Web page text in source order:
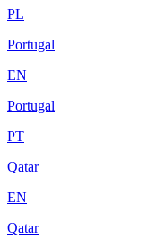
PL
Portugal
EN
Portugal
PT
Qatar
EN
Qatar